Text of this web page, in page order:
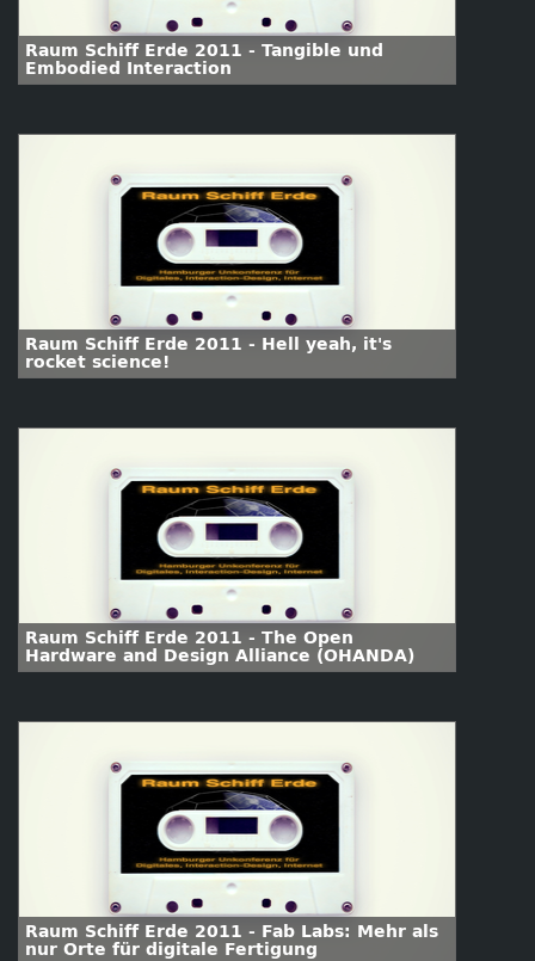
Raum Schiff Erde 2011 - Tangible und
Embodied Interaction
Raum Schiff Erde 2011 - Hell yeah, it's
rocket science!
Raum Schiff Erde 2011 - The Open
Hardware and Design Alliance (OHANDA)
Raum Schiff Erde 2011 - Fab Labs: Mehr als
nur Orte für digitale Fertigung